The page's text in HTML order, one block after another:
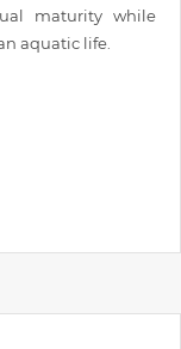
maturity while
aquatic life.